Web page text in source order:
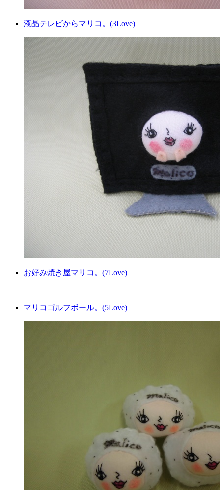
液晶テレビからマリコ。(3Love)
お好み焼き屋マリコ。(7Love)
マリコゴルフボール。(5Love)